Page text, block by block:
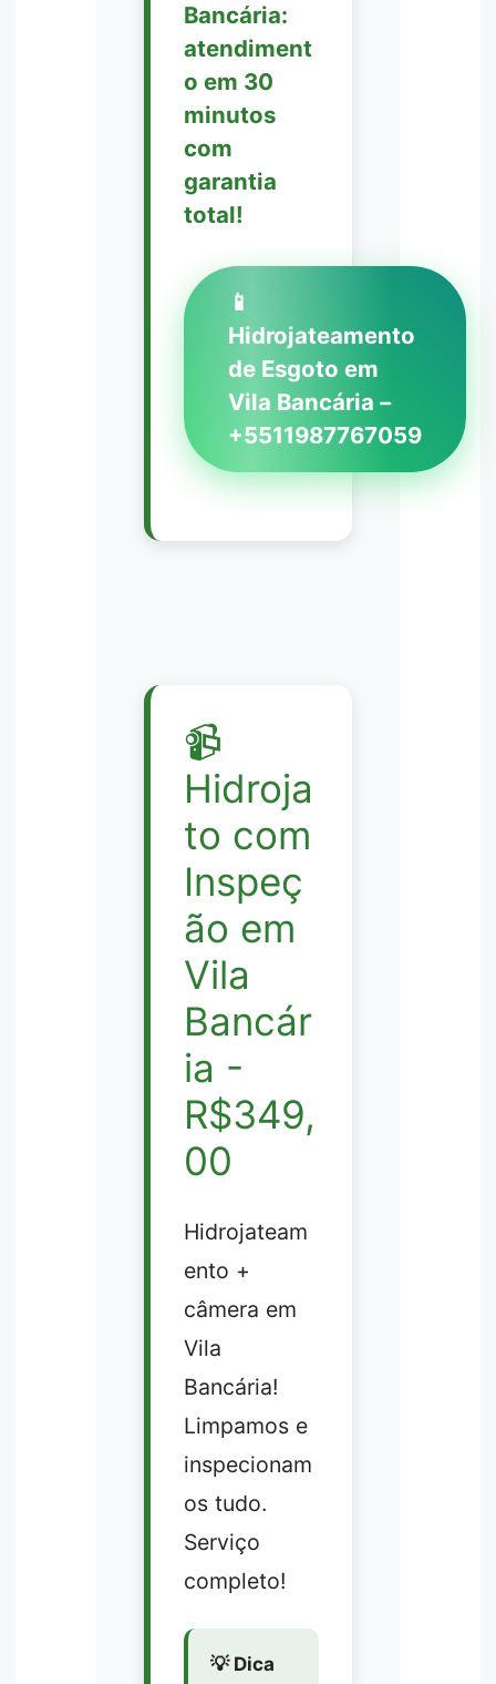
Bancária:
atendiment
o em 30
minutos
com
garantia
total!
📱
Hidrojateamento
de Esgoto em
Vila Bancária –
+5511987767059
📹
Hidroja
to com
Inspeç
ão em
Vila
Bancár
ia -
R$349,
00
Hidrojateam
ento +
câmera em
Vila
Bancária!
Limpamos e
inspecionam
os tudo.
Serviço
completo!
💡 Dica